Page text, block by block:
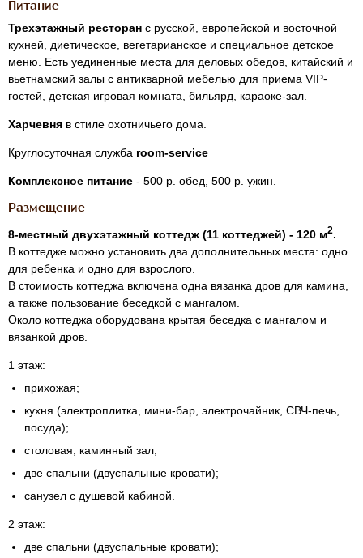
Питание
Трехэтажный ресторан с русской, европейской и восточной
кухней, диетическое, вегетарианское и специальное детское
меню. Есть уединенные места для деловых обедов, китайский и
вьетнамский залы с антикварной мебелью для приема VIP-
гостей, детская игровая комната, бильярд, караоке-зал.
Харчевня в стиле охотничьего дома.
Круглосуточная служба room-service
Комплексное питание ‐ 500 р. обед, 500 р. ужин.
Размещение
8-местный двухэтажный коттедж (11 коттеджей) ‐ 120 м2.
В коттедже можно установить два дополнительных места: одно
для ребенка и одно для взрослого.
В стоимость коттеджа включена одна вязанка дров для камина,
а также пользование беседкой с мангалом.
Около коттеджа оборудована крытая беседка с мангалом и
вязанкой дров.
1 этаж:
прихожая;
кухня (электроплитка, мини-бар, электрочайник, СВЧ-печь,
посуда);
столовая, каминный зал;
две спальни (двуспальные кровати);
санузел с душевой кабиной.
2 этаж:
две спальни (двуспальные кровати);